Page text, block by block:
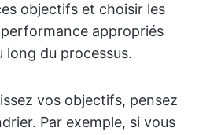
objectifs et choisir les
appropriés
long du processus.
vos objectifs, pensez
Par exemple, si vous